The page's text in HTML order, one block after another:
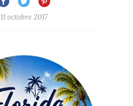
11 octobre 2017